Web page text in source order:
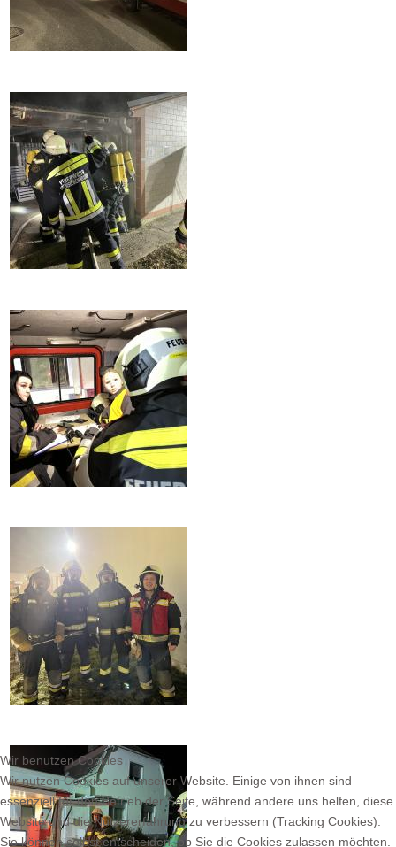
Wir benutzen Cookies
Wir nutzen Cookies auf unserer Website. Einige von ihnen sind
essenziell für den Betrieb der Seite, während andere uns helfen, diese
Website und die Nutzererfahrung zu verbessern (Tracking Cookies).
Sie können selbst entscheiden, ob Sie die Cookies zulassen möchten.